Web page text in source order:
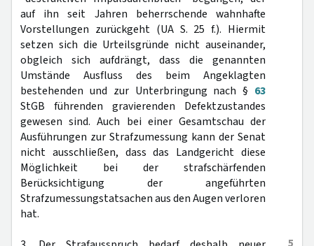
auf ihn seit Jahren beherrschende wahnhafte
Vorstellungen zurückgeht (UA S. 25 f.). Hiermit
setzen sich die Urteilsgründe nicht auseinander,
obgleich sich aufdrängt, dass die genannten
Umstände Ausfluss des beim Angeklagten
bestehenden und zur Unterbringung nach § 63
StGB führenden gravierenden Defektzustandes
gewesen sind. Auch bei einer Gesamtschau der
Ausführungen zur Strafzumessung kann der Senat
nicht ausschließen, dass das Landgericht diese
Möglichkeit bei der strafschärfenden
Berücksichtigung der angeführten
Strafzumessungstatsachen aus den Augen verloren
hat.